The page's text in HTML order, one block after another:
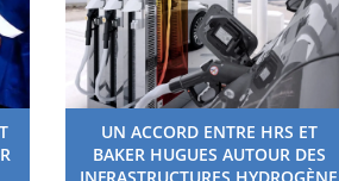
UN ACCORD ENTRE HRS ET
BAKER HUGUES AUTOUR DES
INFRASTRUCTURES HYDROGÈNE